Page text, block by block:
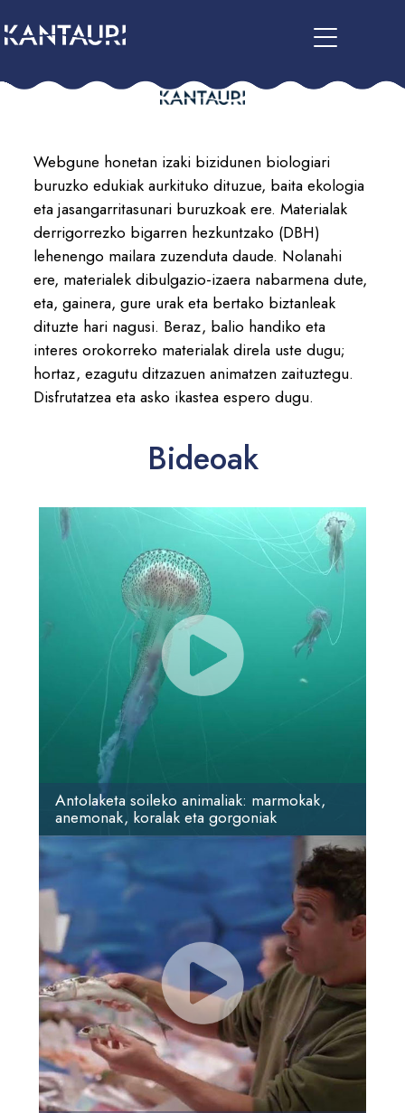
Webgune honetan izaki bizidunen biologiari
buruzko edukiak aurkituko dituzue, baita ekologia
eta jasangarritasunari buruzkoak ere. Materialak
derrigorrezko bigarren hezkuntzako (DBH)
lehenengo mailara zuzenduta daude. Nolanahi
ere, materialek dibulgazio-izaera nabarmena dute,
eta, gainera, gure urak eta bertako biztanleak
dituzte hari nagusi. Beraz, balio handiko eta
interes orokorreko materialak direla uste dugu;
hortaz, ezagutu ditzazuen animatzen zaituztegu.
Disfrutatzea eta asko ikastea espero dugu.
Bideoak
Antolaketa soileko animaliak: marmokak,
anemonak, koralak eta gorgoniak